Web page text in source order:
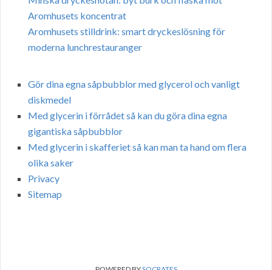
Aromhusets koncentrat
Aromhusets stilldrink: smart dryckeslösning för
moderna lunchrestauranger
Gör dina egna såpbubblor med glycerol och vanligt
diskmedel
Med glycerin i förrådet så kan du göra dina egna
gigantiska såpbubblor
Med glycerin i skafferiet så kan man ta hand om flera
olika saker
Privacy
Sitemap